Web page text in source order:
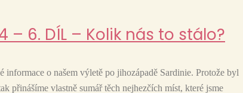
– 6. DÍL – Kolik nás to stálo?
informace o našem výletě po jihozápadě Sardinie. Protože byl
přinášíme vlastně sumář těch nejhezčích míst, které jsme